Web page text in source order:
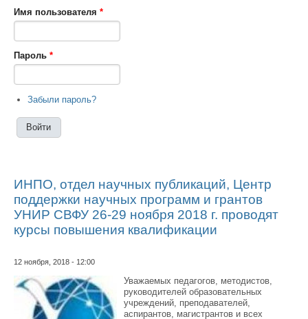
Имя пользователя *
Пароль *
Забыли пароль?
ИНПО, отдел научных публикаций, Центр
поддержки научных программ и грантов
УНИР СВФУ 26-29 ноября 2018 г. проводят
курсы повышения квалификации
12 ноября, 2018 - 12:00
Уважаемых педагогов, методистов,
руководителей образовательных
учреждений, преподавателей,
аспирантов, магистрантов и всех